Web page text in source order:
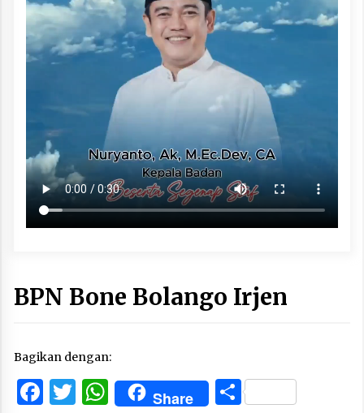
BPN Bone Bolango Irjen
Bagikan dengan:
Facebook
Twitter
WhatsApp
Share Share